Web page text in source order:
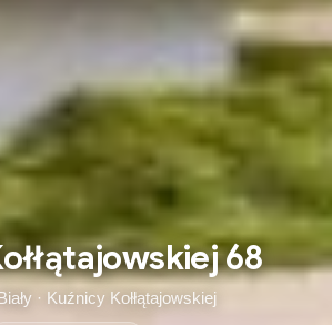
68
· Kuźnicy Kołłątajowskiej